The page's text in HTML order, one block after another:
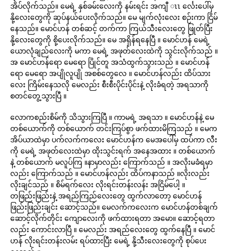
အိပ်လိုက်သည်။ မေရဲ့ နှစ်ခမ်းလေးကို နမ်းရင်း အကျီ ၤၤ င်္လေးပေါ်မှ
နို့လေးတွေကို ဆုပ်နယ်ပေးလိုက်သည်။ မေ မျက်လုံးလေး စဉ်းကာ ငြိမ်
နေသည်။ မောင်ဟန် တစ်ဆင့် တက်ကာ ကြယ်သီးလေးတွေ ဖြုတ်ပြီး
နို့လေးတွေကို စို့ပေးလိုက်သည်။ မေ အရှိန်ရနေပြီ ။ မောင်ဟန် မေရဲ့
ယောလုံချည်လေးကို မကာ မေရဲ့ အဖုတ်လေးထဲကို သွင်းလိုက်သည် ။
အ မောင်ဟန်ရော မေရော ပြိုင်တူ အသံထွက်သွားသည် ။ မောင်ဟန်
ရော မေရော အပျိုလူပျို အစစ်တွေလေ ။ မောင်ဟန်လည်း ထိပ်သား
လေး ကြိမ်းနေသလို မေလည်း စီးစီးပိုင်းပိုင်းနဲ့ လိုးခံရတဲ့ အရသာကို
စတင်တွေ့သွားပြီ ။
လောကစည်းစိမ်ကို သိသွားကြပြီ ။ ကာမရဲ့ အရသာ ။ မောင်ဟန်နဲ့ မေ
တစ်ယောက်ကို တစ်ယောက် တင်းကြပ်စွာ ဖက်ထားမိကြသည် ။ မေက
အိပ်ယာထဲမှာ ပက်လက်ကလေး မောင်ဟန်က မေအပေါ်မှ ထပ်ကာ လီး
ကို မေရဲ့ အဖုတ်လေးထဲမှာ ထိုးသွင်းရက် အနေအထား ။ တစ်ယောက်
နဲ့ တစ်ယောက် မလူပ်ကြ ။နာမှာလည်း ကြောက်သည် ။ အလိုးမခံရမှာ
လည်း ကြောက်သည် ။ မောင်ဟန်လည်း ထိပ်ကနာသည် ။လိုးလည်း
လိုးချင်သည် ။ စိမ်ရက်လေး လိုးရင်းတန်းလန်း အငြိမ်ပေါ့ ။
တဖြည်းဖြည်းနဲ့ အရည်ကြည်လေးတွေ ထွက်လာတော့ မောင်ဟန်
ဖြည်းဖြည်းချင်း ဆောင့်သည်။ မေလက်ကလေးက မောင်ဟန်တစ်ချက်
ဆောင့်လိုက်တိုင်း ကျောလေးကို ဖက်ထားရတာ အမော။ ဆောင့်ရတာ
လည်း ကောင်းလာပြီ ။ မေလည်း အရည်လေးတွေ ထွက်နေပြီ ။ မောင်
ဟန် လိုးရင်းတန်းလမ်း ရပ်ထားပြီး မေရဲ့ နို့သီးလေးတွေကို စုပ်ပေး